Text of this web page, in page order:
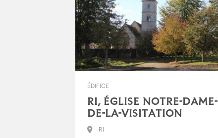
ÉDIFICE
RI, ÉGLISE NOTRE-DAME-
DE-LA-VISITATION
RI